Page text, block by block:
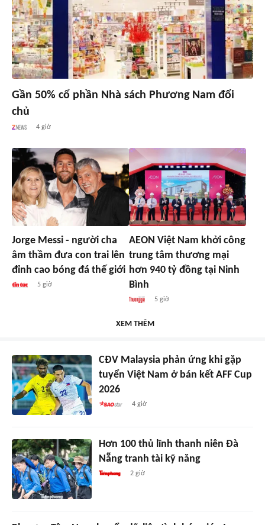
Gần 50% cổ phần Nhà sách Phương Nam đổi
chủ
4 giờ
Jorge Messi - người cha
âm thầm đưa con trai lên
đỉnh cao bóng đá thế giới
5 giờ
AEON Việt Nam khởi công
trung tâm thương mại
hơn 940 tỷ đồng tại Ninh
Bình
5 giờ
XEM THÊM
CĐV Malaysia phản ứng khi gặp
tuyển Việt Nam ở bán kết AFF Cup
2026
4 giờ
Hơn 100 thủ lĩnh thanh niên Đà
Nẵng tranh tài kỹ năng
2 giờ